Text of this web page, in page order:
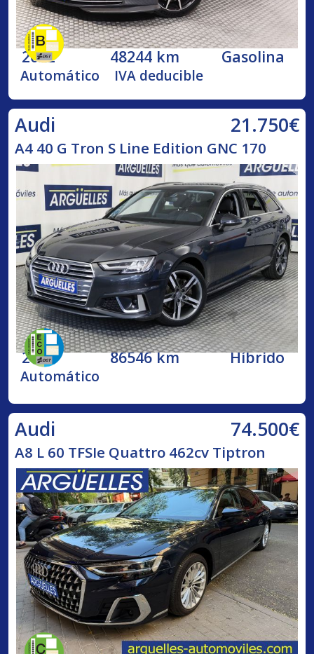
2022 48244 km Gasolina
Automático IVA deducible
Audi 21.750€
A4 40 G Tron S Line Edition GNC 170
2020 86546 km Híbrido
Automático
Audi 74.500€
A8 L 60 TFSIe Quattro 462cv Tiptron